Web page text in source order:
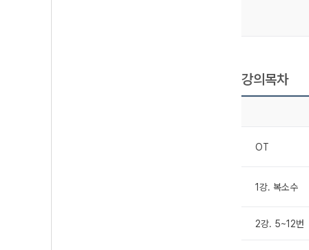
강의목차
OT
1강. 복소수
2강. 5~12번